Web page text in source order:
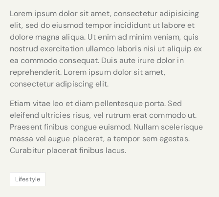
Lorem ipsum dolor sit amet, consectetur adipisicing
elit, sed do eiusmod tempor incididunt ut labore et
dolore magna aliqua. Ut enim ad minim veniam, quis
nostrud exercitation ullamco laboris nisi ut aliquip ex
ea commodo consequat. Duis aute irure dolor in
reprehenderit. Lorem ipsum dolor sit amet,
consectetur adipiscing elit.
Etiam vitae leo et diam pellentesque porta. Sed
eleifend ultricies risus, vel rutrum erat commodo ut.
Praesent finibus congue euismod. Nullam scelerisque
massa vel augue placerat, a tempor sem egestas.
Curabitur placerat finibus lacus.
Lifestyle